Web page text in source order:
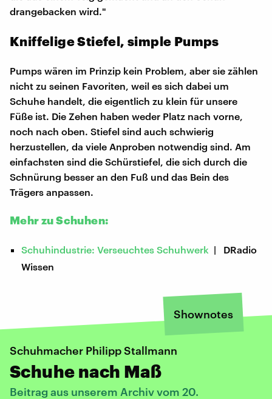
drangebacken wird."
Kniffelige Stiefel, simple Pumps
Pumps wären im Prinzip kein Problem, aber sie zählen
nicht zu seinen Favoriten, weil es sich dabei um
Schuhe handelt, die eigentlich zu klein für unsere
Füße ist. Die Zehen haben weder Platz nach vorne,
noch nach oben. Stiefel sind auch schwierig
herzustellen, da viele Anproben notwendig sind. Am
einfachsten sind die Schürstiefel, die sich durch die
Schnürung besser an den Fuß und das Bein des
Trägers anpassen.
Mehr zu Schuhen:
Schuhindustrie: Verseuchtes Schuhwerk | DRadio
Wissen
Shownotes
Schuhmacher Philipp Stallmann
Schuhe nach Maß
Beitrag aus unserem Archiv vom 20.